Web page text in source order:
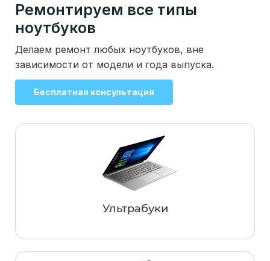
Ремонтируем все типы
ноутбуков
Делаем ремонт любых ноутбуков, вне
зависимости от модели и года выпуска.
Бесплатная консультация
Ультрабуки